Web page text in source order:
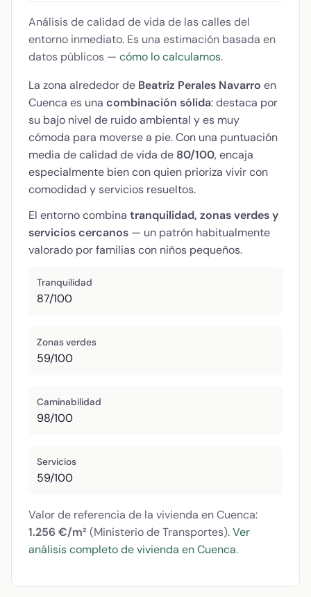
Análisis de calidad de vida de las calles del
entorno inmediato. Es una estimación basada en
datos públicos — cómo lo calculamos.
La zona alrededor de Beatriz Perales Navarro en
Cuenca es una combinación sólida: destaca por
su bajo nivel de ruido ambiental y es muy
cómoda para moverse a pie. Con una puntuación
media de calidad de vida de 80/100, encaja
especialmente bien con quien prioriza vivir con
comodidad y servicios resueltos.
El entorno combina tranquilidad, zonas verdes y
servicios cercanos — un patrón habitualmente
valorado por familias con niños pequeños.
Tranquilidad
87/100
Zonas verdes
59/100
Caminabilidad
98/100
Servicios
59/100
Valor de referencia de la vivienda en Cuenca:
1.256 €/m² (Ministerio de Transportes).Ver
análisis completo de vivienda en Cuenca.